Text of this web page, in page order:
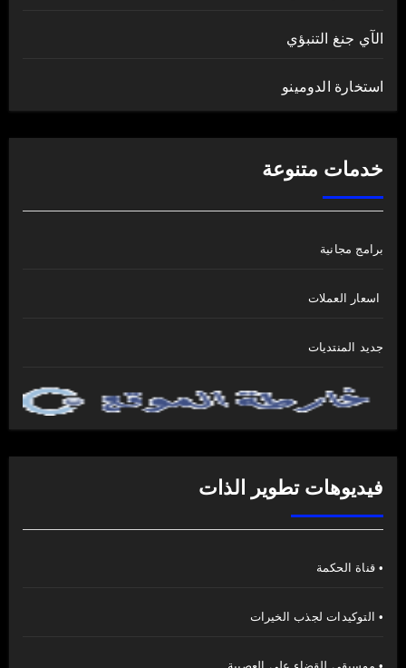
الآي جنغ التنبؤي
استخارة الدومينو
خدمات متنوعة
برامج مجانية
اسعار العملات
جديد المنتديات
فيديوهات تطوير الذات
• قناة الحكمة
• التوكيدات لجذب الخيرات